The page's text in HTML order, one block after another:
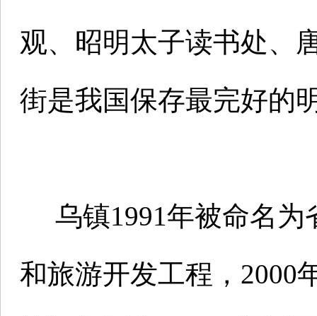
观、昭明太子读书处、
街是我国保存最完好的
乌镇1991年被命名为
和旅游开发工程，2000